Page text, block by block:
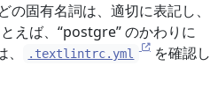
の固有名詞は、適切に表記し
えば、“postgre” のかわりに
.textlintrc.yml
を確認